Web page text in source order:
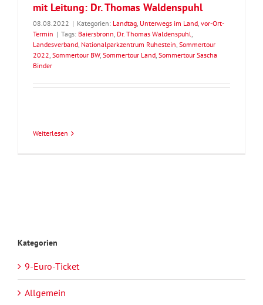
mit Leitung: Dr. Thomas Waldenspuhl
08.08.2022 | Kategorien: Landtag, Unterwegs im Land, vor-Ort-
Termin | Tags: Baiersbronn, Dr. Thomas Waldenspuhl,
Landesverband, Nationalparkzentrum Ruhestein, Sommertour
2022, Sommertour BW, Sommertour Land, Sommertour Sascha
Binder
Weiterlesen
Kategorien
9-Euro-Ticket
Allgemein